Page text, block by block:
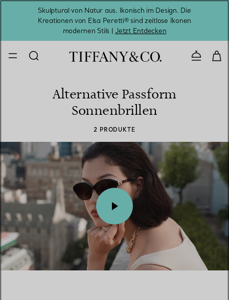
Skulptural von Natur aus. Ikonisch im Design. Die
Kreationen von Elsa Peretti® sind zeitlose Ikonen
modernen Stils |Jetzt Entdecken
Alternative Passform
Sonnenbrillen
2 PRODUKTE
00:09 / 00:15